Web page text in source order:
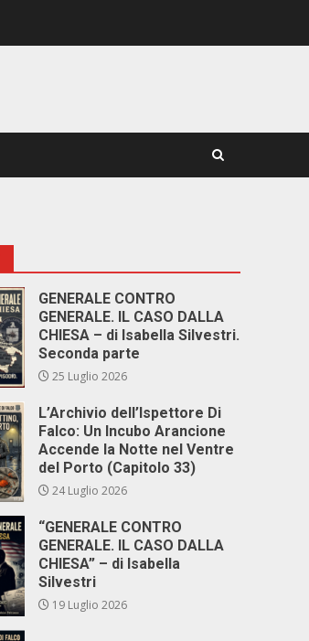
GENERALE CONTRO
GENERALE. IL CASO DALLA
CHIESA – di Isabella Silvestri.
Seconda parte
25 Luglio 2026
L’Archivio dell’Ispettore Di
Falco: Un Incubo Arancione
Accende la Notte nel Ventre
del Porto (Capitolo 33)
24 Luglio 2026
“GENERALE CONTRO
GENERALE. IL CASO DALLA
CHIESA” – di Isabella
Silvestri
19 Luglio 2026